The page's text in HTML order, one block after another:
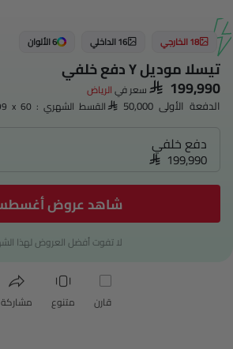
18 الخارجي 16 الداخلي 6 الألوان
تيسلا موديل Y دفع خلفي
SAR 199,990 سعر فيالرياض‎
الدفعة الأولى SAR 50,000 القسط الشهري : SAR 2,899 x 60
دفع خلفي
SAR 199,990
شاهد عروض
لا تفوت أفضل العروض لهذا
قارن متنوع مشاركة